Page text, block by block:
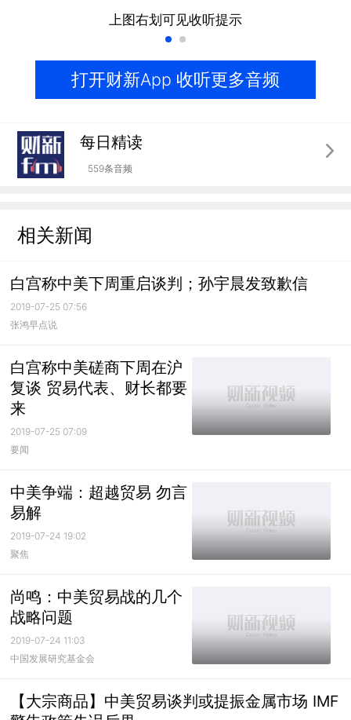
上图右划可见收听提示
打开财新App 收听更多音频
每日精读
559条音频
相关新闻
白宫称中美下周重启谈判；孙宇晨发致歉信
2019-07-25 07:56
张鸿早点说
白宫称中美磋商下周在沪
复谈 贸易代表、财长都要
来
2019-07-25 07:09
要闻
中美争端：超越贸易 勿言
易解
2019-07-24 19:02
聚焦
尚鸣：中美贸易战的几个
战略问题
2019-07-24 11:03
中国发展研究基金会
【大宗商品】中美贸易谈判或提振金属市场 IMF